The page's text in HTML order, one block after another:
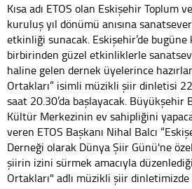
Kısa adı ETOS olan Eskişehir Toplum
kuruluş yıl dönümü anısına
etkinliği sunacak. Eskişehir’de
birbirinden güzel etkinliklerle
haline gelen dernek üyelerince
Ortakları” isimli müzikli şiir dinletisi
saat 20.30’da başlayacak. Büyükşehir
Kültür Merkezinin ev sahipliğini
veren ETOS Başkanı Nihal Balcı
Derneği olarak Dünya Şiir Günü'ne
şiirin izini sürmek amacıyla
Ortakları" adlı müzikli şiir dinletimizde